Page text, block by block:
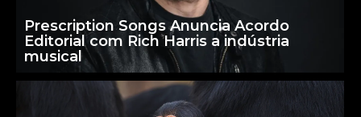
Prescription Songs Anuncia Acordo
Editorial com Rich Harris a indústria
musical